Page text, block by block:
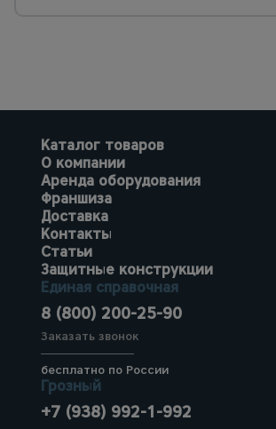
Каталог товаров
О компании
Аренда оборудования
Франшиза
Доставка
Контакты
Статьи
Защитные конструкции
Единая справочная
8 (800) 200-25-90
Заказать звонок
бесплатно по России
Грозный
+7 (938) 992-1-992